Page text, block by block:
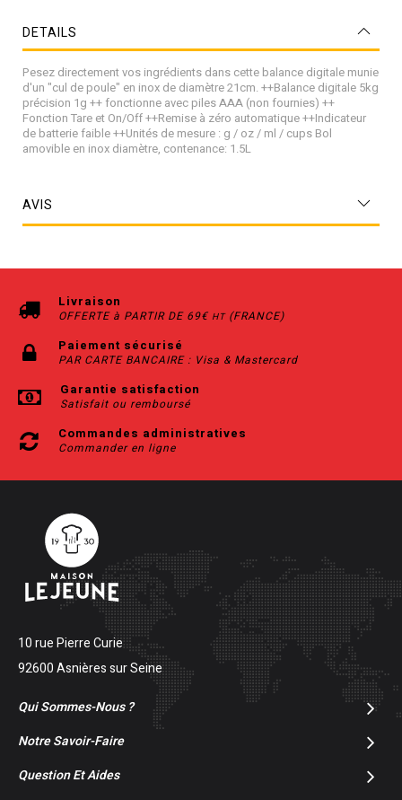
DETAILS
Pesez directement vos ingrédients dans cette balance digitale munie
d'un "cul de poule" en inox de diamètre 21cm. ++Balance digitale 5kg
précision 1g ++ fonctionne avec piles AAA (non fournies) ++
Fonction Tare et On/Off ++Remise à zéro automatique ++Indicateur
de batterie faible ++Unités de mesure : g / oz / ml / cups Bol
amovible en inox diamètre, contenance: 1.5L
AVIS
Livraison
OFFERTE à PARTIR DE 69€ HT(FRANCE)
Paiement sécurisé
PAR CARTE BANCAIRE : Visa & Mastercard
Garantie satisfaction
Satisfait ou remboursé
Commandes administratives
Commander en ligne
10 rue Pierre Curie
92600 Asnières sur Seine
Qui Sommes-Nous ?
Notre Savoir-Faire
Question Et Aides